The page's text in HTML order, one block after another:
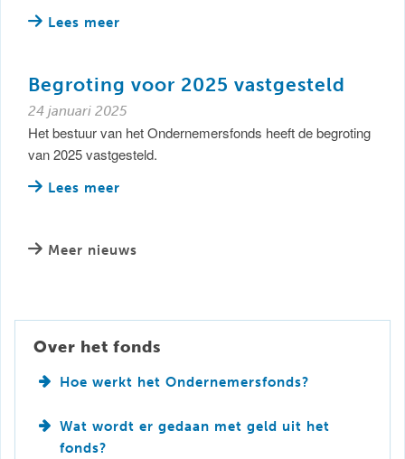
Lees meer
Begroting voor 2025 vastgesteld
24 januari 2025
Het bestuur van het Ondernemersfonds heeft de begroting
van 2025 vastgesteld.
Lees meer
Meer nieuws
Over het fonds
Hoe werkt het Ondernemersfonds?
Wat wordt er gedaan met geld uit het
fonds?